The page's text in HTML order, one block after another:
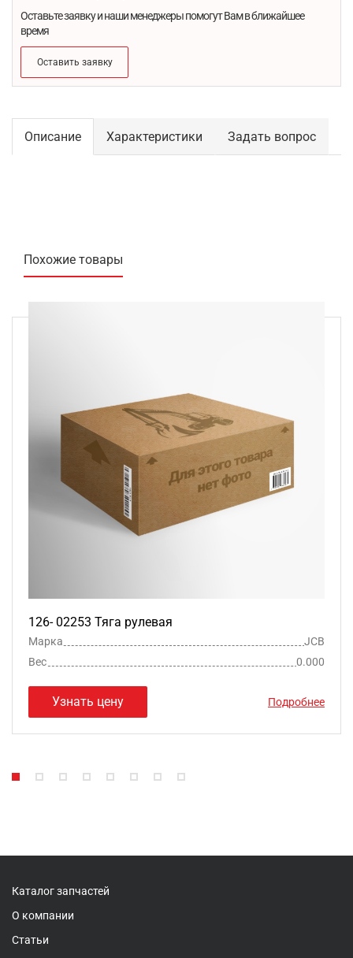
Оставьте заявку и наши менеджеры помогут Вам в ближайшее
время
Оставить заявку
Описание Характеристики Задать вопрос
Похожие товары
126- 02253 Тяга рулевая
Марка
JCB
Вес
0.000
Узнать цену Подробнее
Каталог запчастей
О компании
Статьи